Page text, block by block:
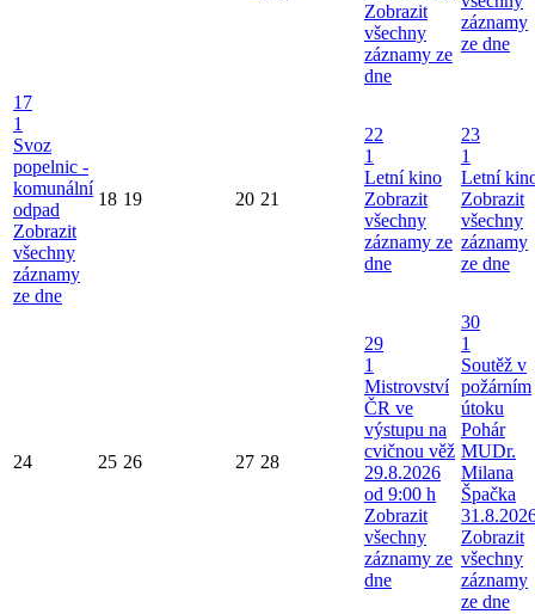
Zobrazit
všechny
záznamy ze
dne
záznamy
ze dne
17
1
Svoz
popelnic -
komunální
odpad
Zobrazit
všechny
záznamy
ze dne
18 19 20 21
22
1
Letní kino
Zobrazit
všechny
záznamy ze
dne
23
1
Letní
Zobrazit
všechny
záznamy
ze dne
24 25 26 27 28
29
1
Mistrovství
ČR ve
výstupu na
cvičnou věž
29.8.2026
od 9:00 h
Zobrazit
všechny
záznamy ze
dne
30
1
Soutěž v
požárním
útoku
Pohár
MUDr.
Milana
Špačka
Zobrazit
všechny
záznamy
ze dne